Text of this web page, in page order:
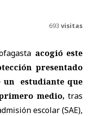
693 visitas
acogió este
presentado
un estudiante que
medio, tras
escolar (SAE),